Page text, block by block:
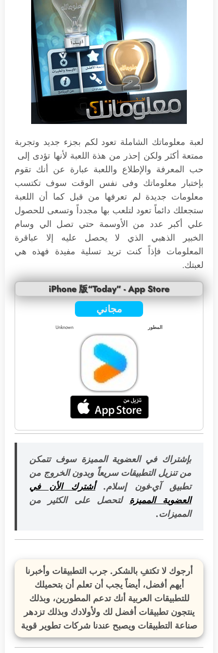
لعبة معلوماتك الشاملة تعود لكم بجزء جديد وتجربة
ممتعة أكثر ولكن إحذر من هذة اللعبة لأنها تؤدى إلى
حب المعرفة والإطلاع واللعبة عبارة عن أنك تقوم
بإختبار معلوماتك وفى نفس الوقت سوف تكتسب
معلومات جديدة لم تعرفها من قبل كما أن اللعبة
ستجعلك دائماً تعود لتلعب بها مجدداً وتسعى للحصول
علي أكبر عدد من الأوسمة حتي تصل الي وسام
الخبير الذهبي الذي لا يحصل عليه إلا عباقرة
المعلومات فإذاً كنت تريد تسلية مفيدة فهذه هي
لعبتك.
iPhone 版“Today” - App Store
مجاني
المطور Unknown
بإشتراك في العضوية المميزة سوف تتمكن
من تنزيل التطبيقات سريعاً وبدون الخروج من
تطبيق آي-فون إسلام.أشترك الأن في
العضوية المميزة لتحصل على الكثير من
المميزات.
أرجوك لا تكتفِ بالشكر. جرب التطبيقات وأخبرنا
أيهم أفضل، أيضاً يجب أن تعلم أن بتحميلك
للتطبيقات العربية أنك تدعم المطورين، وبذلك
ينتجون تطبيقات أفضل لك ولأولادك وبذلك تزدهر
صناعة التطبيقات ويصبح عندنا شركات تطوير قوية